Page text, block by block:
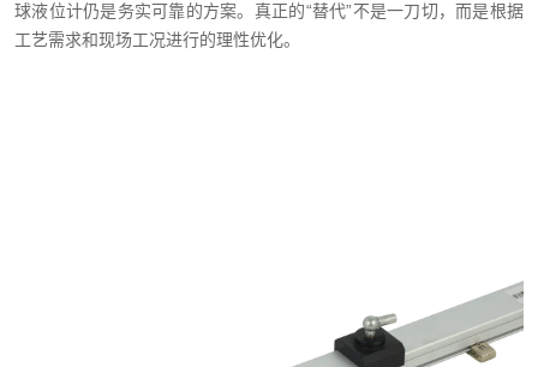
球液位计仍是务实可靠的方案。真正的“替代”不是一刀切，而是根据
工艺需求和现场工况进行的理性优化。